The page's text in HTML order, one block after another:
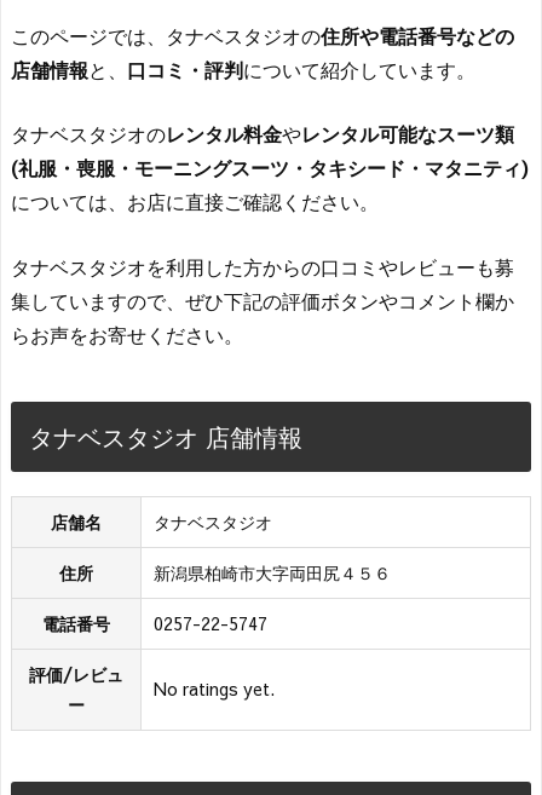
このページでは、タナベスタジオの住所や電話番号などの
店舗情報と、 口コミ・評判について紹介しています。
タナベスタジオのレンタル料金やレンタル可能なスーツ類
(礼服・喪服・モーニングスーツ・タキシード・マタニティ)
については、お店に直接ご確認ください。
タナベスタジオを利用した方からの口コミやレビューも募
集していますので、ぜひ下記の評価ボタンやコメント欄か
らお声をお寄せください。
タナベスタジオ 店舗情報
店舗名 タナベスタジオ
住所 新潟県柏崎市大字両田尻４５６
電話番号 0257-22-5747
評価/レビュ
ー
No ratings yet.